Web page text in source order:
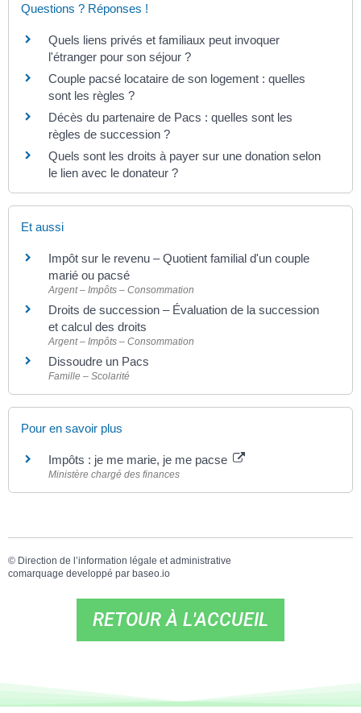
Questions ? Réponses !
Quels liens privés et familiaux peut invoquer
l'étranger pour son séjour ?
Couple pacsé locataire de son logement : quelles
sont les règles ?
Décès du partenaire de Pacs : quelles sont les
règles de succession ?
Quels sont les droits à payer sur une donation selon
le lien avec le donateur ?
Et aussi
Impôt sur le revenu – Quotient familial d'un couple
marié ou pacsé
Argent – Impôts – Consommation
Droits de succession – Évaluation de la succession
et calcul des droits
Argent – Impôts – Consommation
Dissoudre un Pacs
Famille – Scolarité
Pour en savoir plus
Impôts : je me marie, je me pacse
Ministère chargé des finances
© Direction de l’information légale et administrative
comarquage developpé par baseo.io
RETOUR À L'ACCUEIL